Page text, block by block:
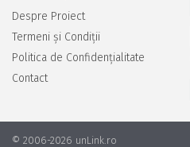
Despre Proiect
Termeni și Condiții
Politica de Confidențialitate
Contact
© 2006-2026 unLink.ro